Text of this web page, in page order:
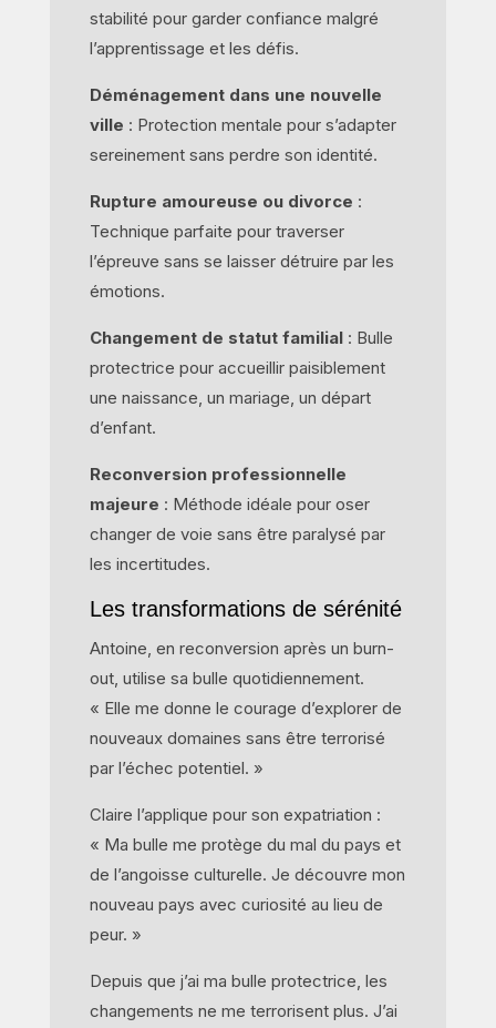
stabilité pour garder confiance malgré
l’apprentissage et les défis.
Déménagement dans une nouvelle
ville : Protection mentale pour s’adapter
sereinement sans perdre son identité.
Rupture amoureuse ou divorce :
Technique parfaite pour traverser
l’épreuve sans se laisser détruire par les
émotions.
Changement de statut familial: Bulle
protectrice pour accueillir paisiblement
une naissance, un mariage, un départ
d’enfant.
Reconversion professionnelle
majeure : Méthode idéale pour oser
changer de voie sans être paralysé par
les incertitudes.
Les transformations de sérénité
Antoine, en reconversion après un burn-
out, utilise sa bulle quotidiennement.
« Elle me donne le courage d’explorer de
nouveaux domaines sans être terrorisé
par l’échec potentiel. »
Claire l’applique pour son expatriation :
« Ma bulle me protège du mal du pays et
de l’angoisse culturelle. Je découvre mon
nouveau pays avec curiosité au lieu de
peur. »
Depuis que j’ai ma bulle protectrice, les
changements ne me terrorisent plus. J’ai